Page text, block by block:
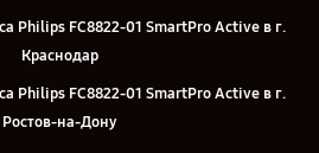
Philips FC8822-01 SmartPro Active в г.
Краснодар
Philips FC8822-01 SmartPro Active в г.
Ростов-на-Дону